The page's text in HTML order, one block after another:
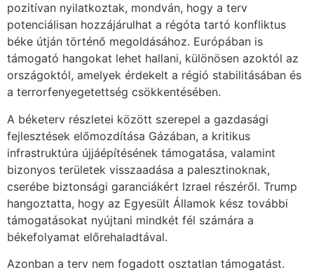
pozitívan nyilatkoztak, mondván, hogy a terv
potenciálisan hozzájárulhat a régóta tartó konfliktus
béke útján történő megoldásához. Európában is
támogató hangokat lehet hallani, különösen azoktól az
országoktól, amelyek érdekelt a régió stabilitásában és
a terrorfenyegetettség csökkentésében.
A béketerv részletei között szerepel a gazdasági
fejlesztések előmozdítása Gázában, a kritikus
infrastruktúra újjáépítésének támogatása, valamint
bizonyos területek visszaadása a palesztinoknak,
cserébe biztonsági garanciákért Izrael részéről. Trump
hangoztatta, hogy az Egyesült Államok kész további
támogatásokat nyújtani mindkét fél számára a
békefolyamat előrehaladtával.
Azonban a terv nem fogadott osztatlan támogatást.